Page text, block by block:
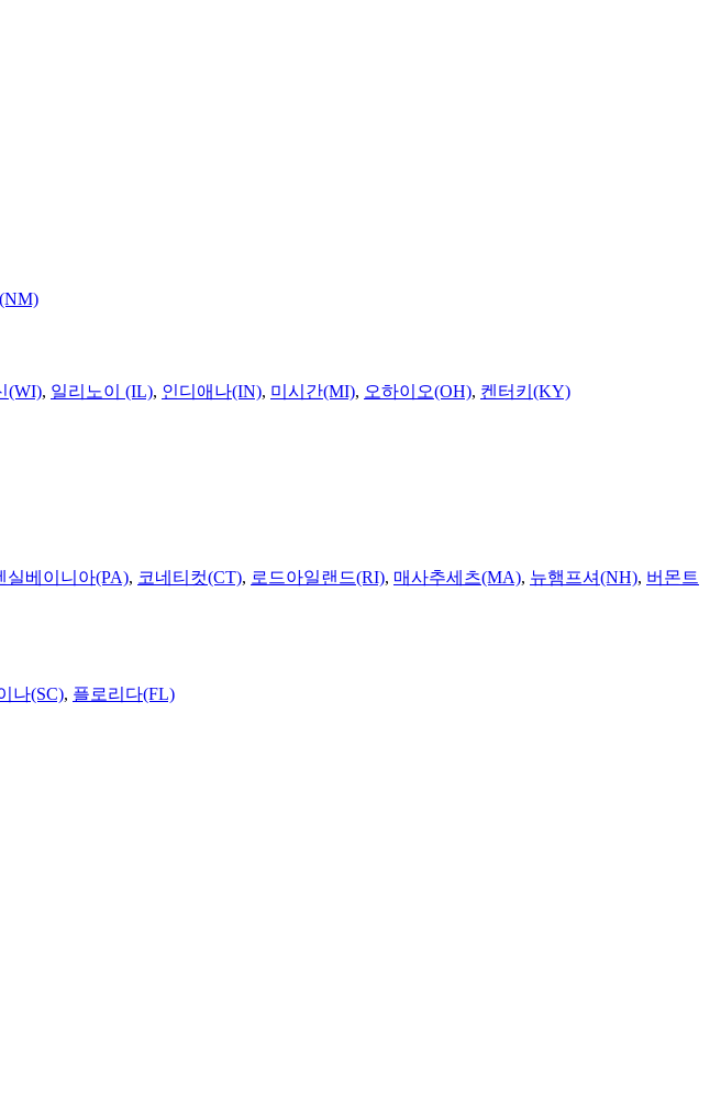
(WI), 일리노이 (IL), 인디애나(IN), 미시간(MI), 오하이오(OH), 켄터키(KY)
실베이니아(PA), 코네티컷(CT), 로드아일랜드(RI), 매사추세츠(MA), 뉴햄프셔(NH), 버몬트
나(SC), 플로리다(FL)